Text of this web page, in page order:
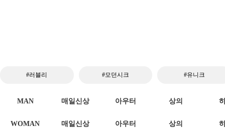
#러블리 #모던시크 #유니크
MAN 매일신상 아우터 상의
WOMAN 매일신상 아우터 상의